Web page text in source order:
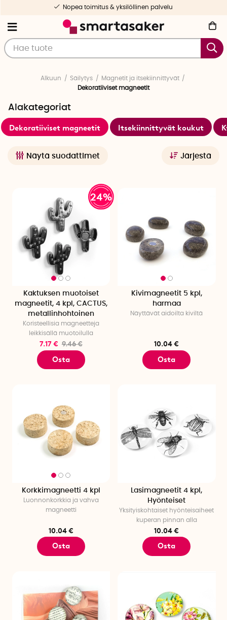
Valikoituja ja testattuja tuotteita
Alkuun Säilytys
Magnetit ja itsekiinnittyvät
Dekoratiiviset magneetit
Näytä suodattimet Järjestä
Alakategoriat
Dekoratiiviset magneetit Itsekiinnittyvät koukut
24%
Kaktuksen muotoiset
magneetit, 4 kpl, CACTUS,
metallinhohtoinen
Koristeellisia magneetteja
leikkisällä muotoilulla
7.17 € 9.46 €
Osta
Kivimagneetit 5 kpl,
harmaa
Näyttävät aidoilta kiviltä
10.04 €
Osta
Korkkimagneetti 4 kpl
Luonnonkorkkia ja vahva
magneetti
10.04 €
Osta
Lasimagneetit 4 kpl,
Hyönteiset
Yksityiskohtaiset hyönteisaiheet
kuperan pinnan alla
10.04 €
Osta